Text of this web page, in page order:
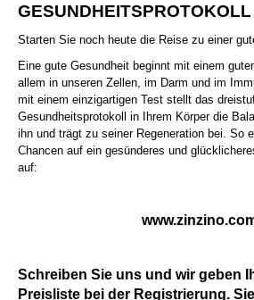
GESUNDHEITSPROTOKOLL
Starten Sie noch heute die Reise zu einer
Eine gute Gesundheit beginnt mit einem
allem in unseren Zellen, im Darm und im
mit einem einzigartigen Test stellt das
Gesundheitsprotokoll in Ihrem Körper die
ihn und trägt zu seiner Regeneration bei. So
Chancen auf ein gesünderes und
auf:
Schreiben Sie uns und wir geben
Preisliste bei der Registrierung.
t
ř
e
b
u
j
e
t
j